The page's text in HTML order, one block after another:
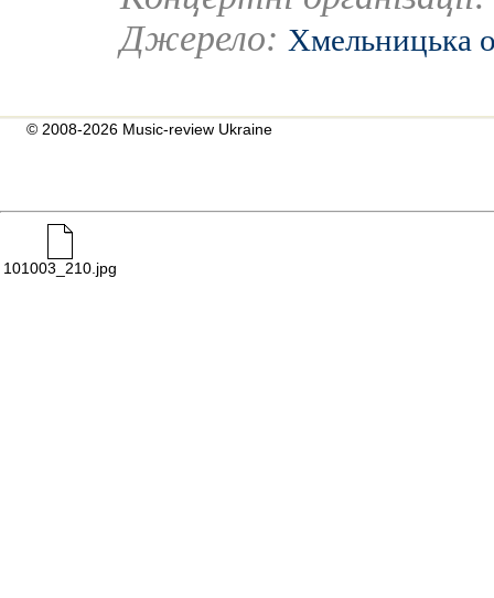
Джерело: Хмельницька
© 2008-2026 Music-review Ukraine
101003_210.jpg